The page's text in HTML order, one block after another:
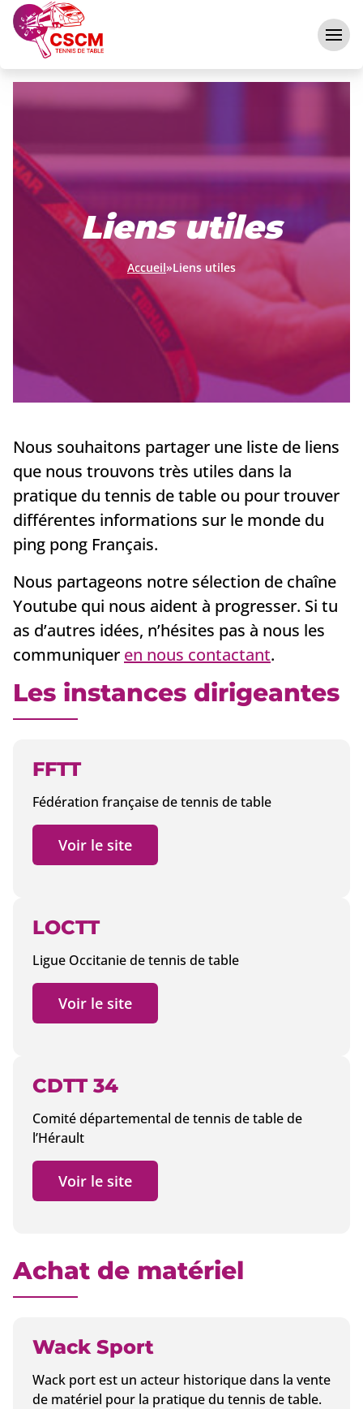
Liens utiles
Accueil»Liens utiles
Nous souhaitons partager une liste de liens
que nous trouvons très utiles dans la
pratique du tennis de table ou pour trouver
différentes informations sur le monde du
ping pong Français.
Nous partageons notre sélection de chaîne
Youtube qui nous aident à progresser. Si tu
as d’autres idées, n’hésites pas à nous les
communiquer en nous contactant.
Les instances dirigeantes
FFTT
Fédération française de tennis de table
Voir le site
LOCTT
Ligue Occitanie de tennis de table
Voir le site
CDTT 34
Comité départemental de tennis de table de
l’Hérault
Voir le site
Achat de matériel
Wack Sport
Wack port est un acteur historique dans la vente
de matériel pour la pratique du tennis de table.